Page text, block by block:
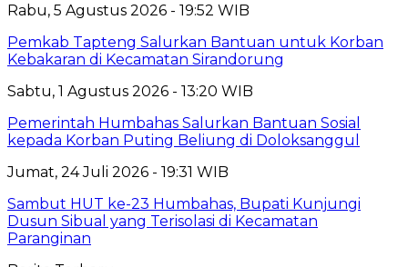
Rabu, 5 Agustus 2026 - 19:52 WIB
Pemkab Tapteng Salurkan Bantuan untuk Korban
Kebakaran di Kecamatan Sirandorung
Sabtu, 1 Agustus 2026 - 13:20 WIB
Pemerintah Humbahas Salurkan Bantuan Sosial
kepada Korban Puting Beliung di Doloksanggul
Jumat, 24 Juli 2026 - 19:31 WIB
Sambut HUT ke-23 Humbahas, Bupati Kunjungi
Dusun Sibual yang Terisolasi di Kecamatan
Paranginan